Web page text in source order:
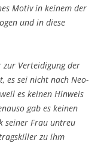
Motiv in keinem der
und in diese
Verteidigung der
es sei nicht nach Neo-
es keinen Hinweis
gab es keinen
seiner Frau untreu
zu ihm